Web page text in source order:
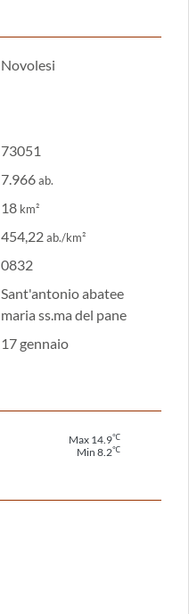
Novolesi
73051
7.966ab.
18 km²
454,22ab./km²
0832
Sant'antonio abatee
maria ss.ma del pane
17 gennaio
Max 14.9℃
Min 8.2℃